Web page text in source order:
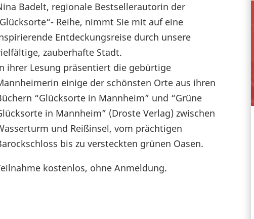
Badelt, regionale Bestsellerautorin der
Reihe, nimmt Sie mit auf eine
Entdeckungsreise durch unsere
zauberhafte Stadt.
ihrer Lesung präsentiert die gebürtige
einige der schönsten Orte aus ihren
“Glücksorte in Mannheim” und “Grüne
in Mannheim” (Droste Verlag) zwischen
und Reißinsel, vom prächtigen
bis zu versteckten grünen Oasen.
kostenlos, ohne Anmeldung.